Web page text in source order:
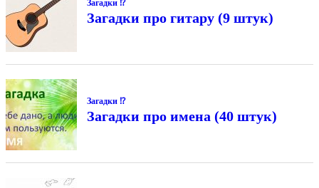
Загадки ⁉
Загадки про гитару (9 штук)
Загадки ⁉
Загадки про имена (40 штук)